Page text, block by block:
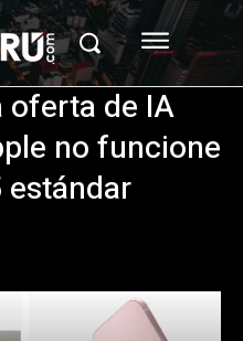
oferta de IA
no funcione